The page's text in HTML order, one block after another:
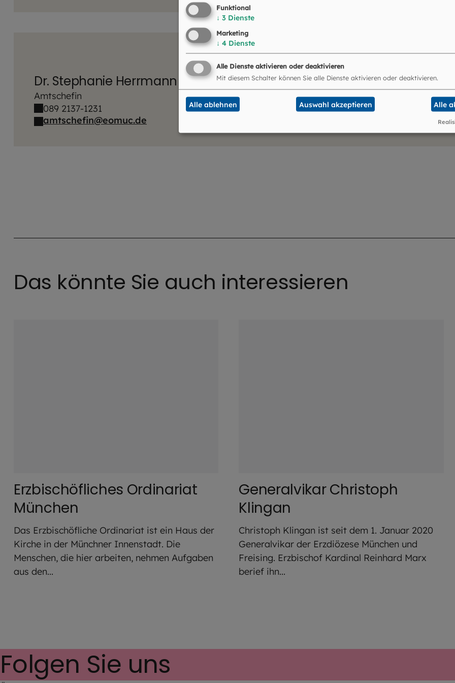
Dr. Stephanie Herrmann
Amtschefin
089 2137-1231
amtschefin@eomuc.de
Das könnte Sie auch interessieren
Erzbischöfliches Ordinariat
München
Das Erzbischöfliche Ordinariat ist ein Haus der
Kirche in der Münchner Innenstadt. Die
Menschen, die hier arbeiten, nehmen Aufgaben
aus den...
Generalvikar Christoph
Klingan
Christoph Klingan ist seit dem 1. Januar 2020
Generalvikar der Erzdiözese München und
Freising. Erzbischof Kardinal Reinhard Marx
berief ihn...
Folgen Sie uns
Funktional
↓ 3 Dienste
Marketing
↓ 4 Dienste
Alle Dienste aktivieren oder deaktivieren
Mit diesem Schalter können Sie alle Dienste aktivieren oder deaktivieren.
Alle ablehnen Auswahl akzeptieren Alle